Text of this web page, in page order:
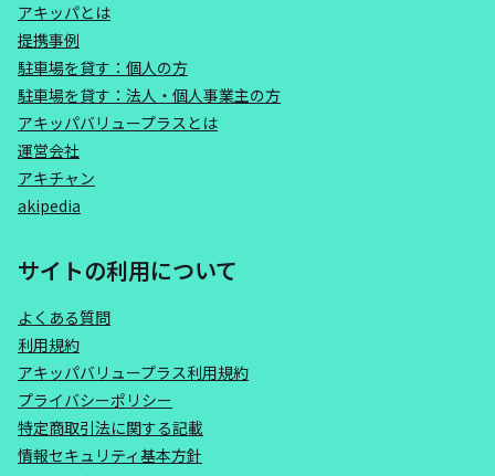
アキッパとは
提携事例
駐車場を貸す：個人の方
駐車場を貸す：法人・個人事業主の方
アキッパバリュープラスとは
運営会社
アキチャン
akipedia
サイトの利用について
よくある質問
利用規約
アキッパバリュープラス利用規約
プライバシーポリシー
特定商取引法に関する記載
情報セキュリティ基本方針